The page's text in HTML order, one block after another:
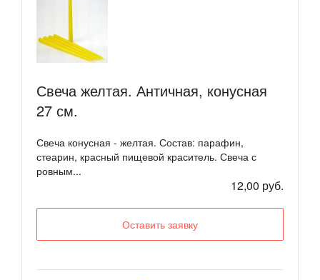
Свеча желтая. Античная, конусная
27 см.
Свеча конусная - желтая. Состав: парафин,
стеарин, красный пищевой краситель. Свеча с
ровным...
12,00 руб.
Оставить заявку